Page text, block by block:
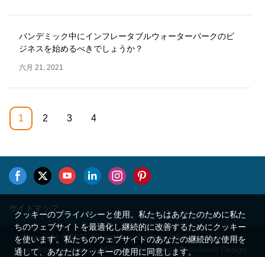
パンデミック中にインフレータブルウォーターパークのビ
ジネスを始めるべきでしょうか？
六月 21, 2021
1 2 3 4
サイトマップ
Copyright © 2026 Guangzhou Bouncia Inflatables Limited -
www.bouncia.com.cn All Rights Reserved.
Design
クッキーのプライバシーと使用。私たちはあなたのために私た
ちのウェブサイトを最適化し継続的に改善するためにクッキー
を使います。私たちのウェブサイトのあなたの継続的な使用を
通して、あなたはクッキーの使用に同意します。